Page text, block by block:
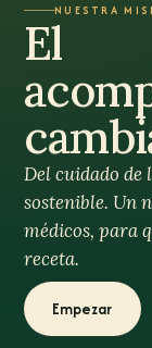
NUESTRA
El
Del cuidado de
sostenible. Un
médicos, para
receta.
Empezar